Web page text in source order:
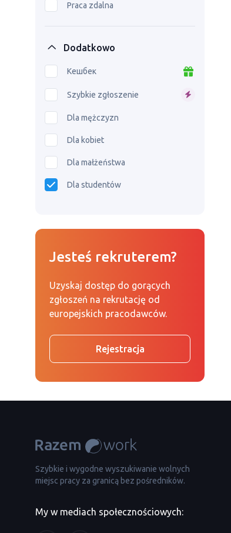
Praca zdalna
Dodatkowo
Кешбек
Szybkie zgłoszenie
Dla mężczyzn
Dla kobiet
Dla małżeństwa
Dla studentów
Jesteś rekruterem?
Uzyskaj dostęp do gorących
zgłoszeń na rekrutację od
europejskich pracodawców.
Rejestracja
Szybkie i wygodne wyszukiwanie wolnych
miejsc pracy za granicą bez pośredników.
My w mediach społecznościowych: